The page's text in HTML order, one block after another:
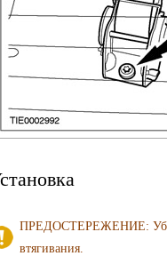
ПРЕДОСТЕРЕЖЕНИЕ:
втягивания.